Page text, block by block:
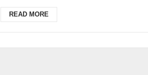
READ MORE